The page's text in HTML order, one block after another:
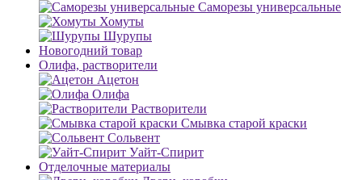
Саморезы универсальные
Хомуты
Шурупы
Новогодний товар
Олифа, растворители
Ацетон
Олифа
Растворители
Смывка старой краски
Сольвент
Уайт-Спирит
Отделочные материалы